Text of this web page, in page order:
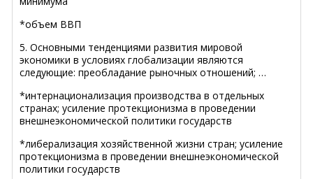
*объем ВВП
5. Основными тенденциями развития мировой
экономики в условиях глобализации являются
следующие: преобладание рыночных отношений; …
*интернационализация производства в отдельных
странах; усиление протекционизма в проведении
внешнеэкономической политики государств
*либерализация хозяйственной жизни стран; усиление
протекционизма в проведении внешнеэкономической
политики государств